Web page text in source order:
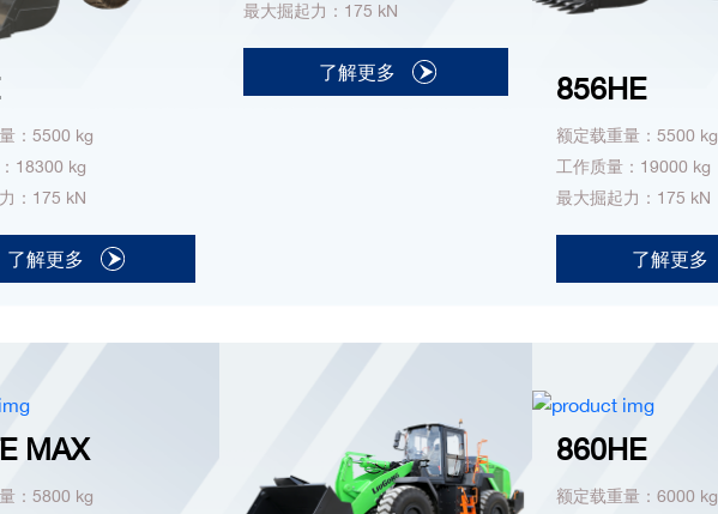
：5500 kg
18300 kg
：175 kN
了解更多
最大掘起力：175 kN
了解更多 856HE
额定载重量：5500 kg
工作质量：19000 kg
最大掘起力：175 kN
了解更多
MAX
：5800 kg
860HE
额定载重量：6000 kg